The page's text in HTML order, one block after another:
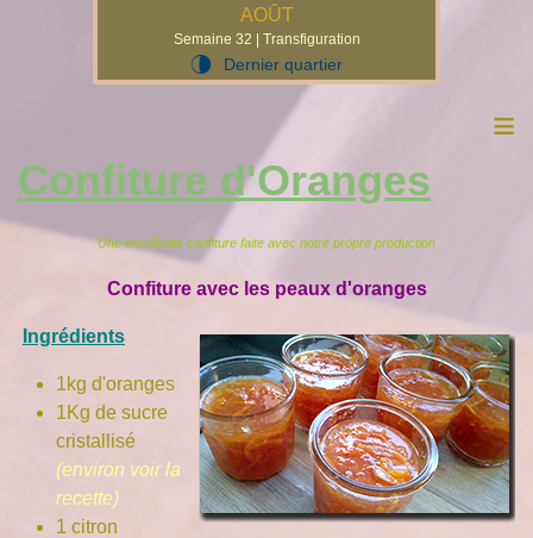
AOÛT
Semaine 32 | Transfiguration
U Dernier quartier
≡
Confiture d'Oranges
Une excellente confiture faite avec notre propre production
Confiture avec les peaux d'oranges
Ingrédients
1kg d'oranges
1Kg de sucre
cristallisé
(environ voir la
recette)
1 citron